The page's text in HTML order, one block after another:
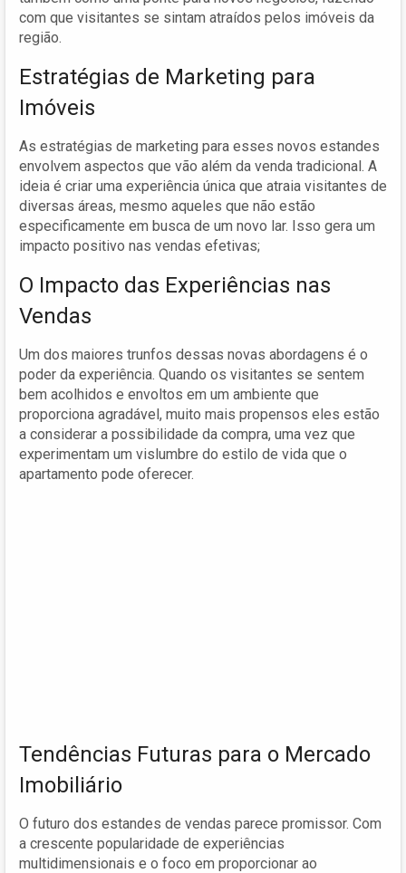
com que visitantes se sintam atraídos pelos imóveis da
região.
Estratégias de Marketing para
Imóveis
As estratégias de marketing para esses novos estandes
envolvem aspectos que vão além da venda tradicional. A
ideia é criar uma experiência única que atraia visitantes de
diversas áreas, mesmo aqueles que não estão
especificamente em busca de um novo lar. Isso gera um
impacto positivo nas vendas efetivas;
O Impacto das Experiências nas
Vendas
Um dos maiores trunfos dessas novas abordagens é o
poder da experiência. Quando os visitantes se sentem
bem acolhidos e envoltos em um ambiente que
proporciona agradável, muito mais propensos eles estão
a considerar a possibilidade da compra, uma vez que
experimentam um vislumbre do estilo de vida que o
apartamento pode oferecer.
Tendências Futuras para o Mercado
Imobiliário
O futuro dos estandes de vendas parece promissor. Com
a crescente popularidade de experiências
multidimensionais e o foco em proporcionar ao